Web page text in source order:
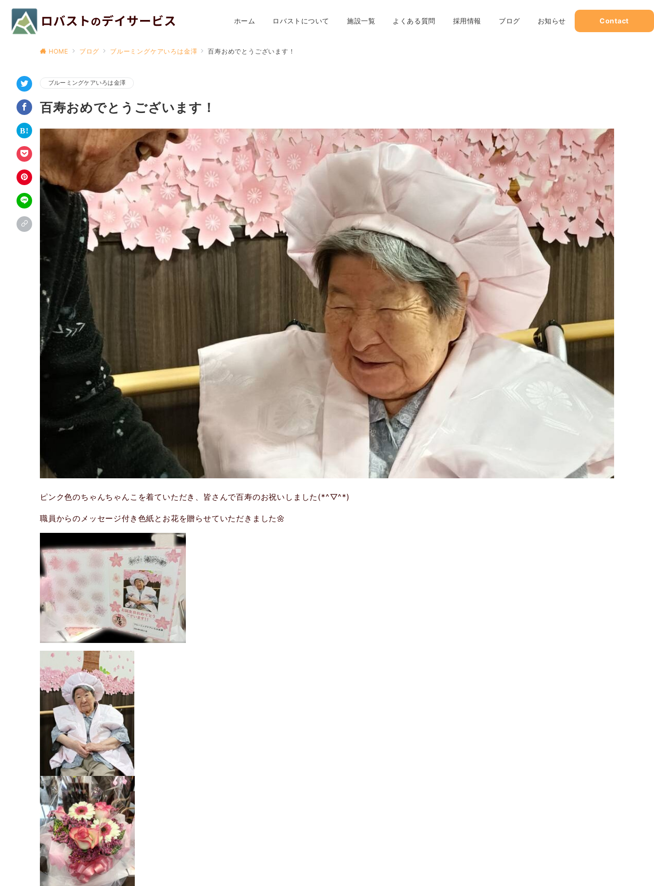
ホーム ロバストについて 施設一覧 よくある質問 採用情報 ブログ お知らせ Contact
HOME ブログ ブルーミングケアいろは金澤 百寿おめでとうございます！
ブルーミングケアいろは金澤
百寿おめでとうございます！
ピンク色のちゃんちゃんこを着ていただき、皆さんで百寿のお祝いしました(*^▽^*)
職員からのメッセージ付き色紙とお花を贈らせていただきました🌼